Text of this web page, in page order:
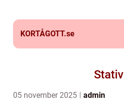
KORTÅGOTT.se
Stativ
05 november 2025 admin